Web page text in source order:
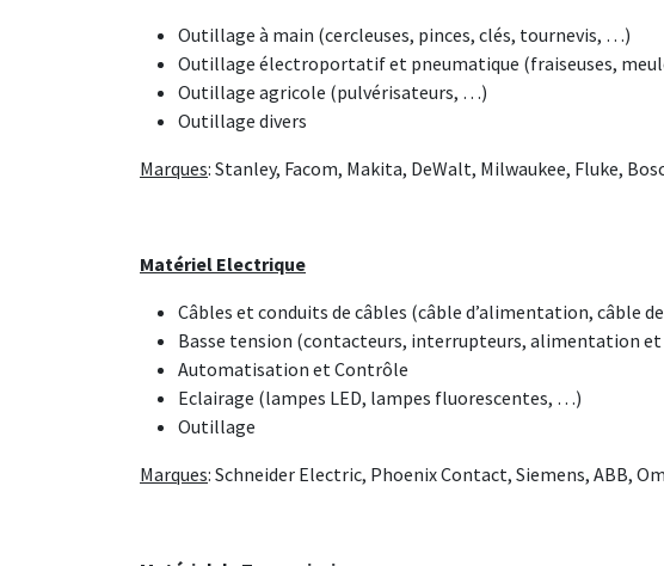
Outillage à main (cercleuses, pinces, clés, tournevis, …)
Outillage électroportatif et pneumatique (fraiseuses,
Outillage agricole (pulvérisateurs, …)
Outillage divers
Marques: Stanley, Facom, Makita, DeWalt, Milwaukee, Fluke,
Matériel Electrique
Câbles et conduits de câbles (câble d’alimentation, câble
Basse tension (contacteurs, interrupteurs, alimentation
Automatisation et Contrôle
Eclairage (lampes LED, lampes fluorescentes, …)
Outillage
Marques: Schneider Electric, Phoenix Contact, Siemens, ABB,